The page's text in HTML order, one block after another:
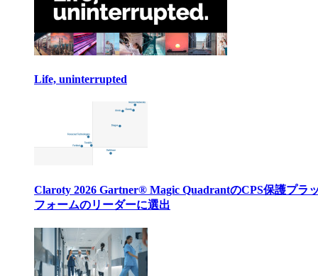
Life, uninterrupted
Claroty 2026 Gartner® Magic QuadrantのCPS保護プラ
フォームのリーダーに選出